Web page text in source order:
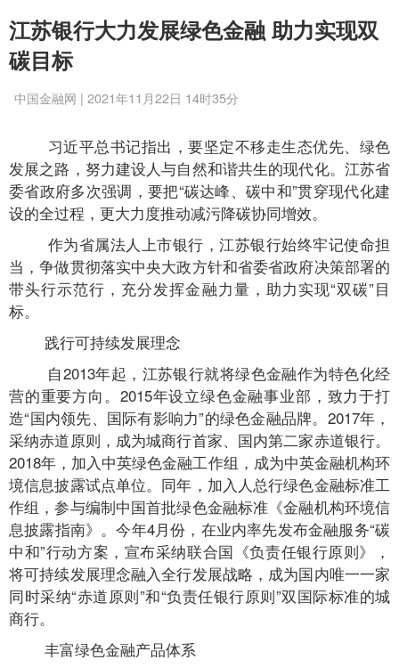
江苏银行大力发展绿色金融 助力实现双
碳目标
中国金融网 | 2021年11月22日 14时35分
习近平总书记指出，要坚定不移走生态优先、绿色
发展之路，努力建设人与自然和谐共生的现代化。江苏省
委省政府多次强调，要把“碳达峰、碳中和”贯穿现代化建
设的全过程，更大力度推动减污降碳协同增效。
作为省属法人上市银行，江苏银行始终牢记使命担
当，争做贯彻落实中央大政方针和省委省政府决策部署的
带头行示范行，充分发挥金融力量，助力实现“双碳”目
标。
践行可持续发展理念
自2013年起，江苏银行就将绿色金融作为特色化经
营的重要方向。2015年设立绿色金融事业部，致力于打
造“国内领先、国际有影响力”的绿色金融品牌。2017年，
采纳赤道原则，成为城商行首家、国内第二家赤道银行。
2018年，加入中英绿色金融工作组，成为中英金融机构环
境信息披露试点单位。同年，加入人总行绿色金融标准工
作组，参与编制中国首批绿色金融标准《金融机构环境信
息披露指南》。今年4月份，在业内率先发布金融服务“碳
中和”行动方案，宣布采纳联合国《负责任银行原则》，
将可持续发展理念融入全行发展战略，成为国内唯一一家
同时采纳“赤道原则”和“负责任银行原则”双国际标准的城
商行。
丰富绿色金融产品体系